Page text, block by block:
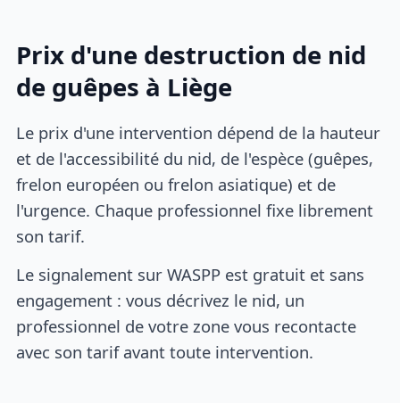
Prix d'une destruction de nid
de guêpes à Liège
Le prix d'une intervention dépend de la hauteur
et de l'accessibilité du nid, de l'espèce (guêpes,
frelon européen ou frelon asiatique) et de
l'urgence. Chaque professionnel fixe librement
son tarif.
Le signalement sur WASPP est gratuit et sans
engagement : vous décrivez le nid, un
professionnel de votre zone vous recontacte
avec son tarif avant toute intervention.